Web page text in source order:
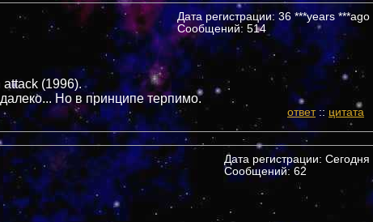
Дата регистрации: 36 ***years ***ago
Сообщений: 514
(1996).
Но в принципе терпимо.
ответ:: цитата
Дата регистрации: Сегодня
Сообщений: 62